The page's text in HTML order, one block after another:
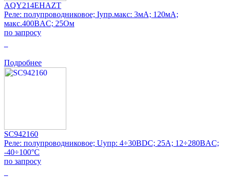
AQY214EHAZT
Реле: полупроводниковое; Iупр.макс: 3мА; 120мА;
макс.400ВAC; 25Ом
по запросу
Подробнее
SC942160
Реле: полупроводниковое; Uупр: 4÷30ВDC; 25А; 12÷280ВAC;
-40÷100°C
по запросу